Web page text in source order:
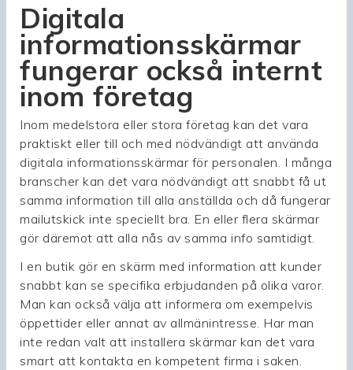
Digitala
informationsskärmar
fungerar också internt
inom företag
Inom medelstora eller stora företag kan det vara
praktiskt eller till och med nödvändigt att använda
digitala informationsskärmar för personalen. I många
branscher kan det vara nödvändigt att snabbt få ut
samma information till alla anställda och då fungerar
mailutskick inte speciellt bra. En eller flera skärmar
gör däremot att alla nås av samma info samtidigt.
I en butik gör en skärm med information att kunder
snabbt kan se specifika erbjudanden på olika varor.
Man kan också välja att informera om exempelvis
öppettider eller annat av allmänintresse. Har man
inte redan valt att installera skärmar kan det vara
smart att kontakta en kompetent firma i saken.